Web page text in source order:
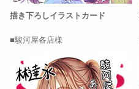
描き下ろしイラストカード
駿河屋各店様